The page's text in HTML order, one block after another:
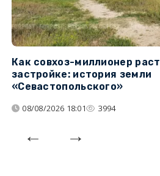
Как совхоз-миллионер
застройке: история земли
«Севастопольского»
08/08/2026 18:01 3994